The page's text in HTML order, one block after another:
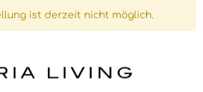
ist derzeit nicht möglich.